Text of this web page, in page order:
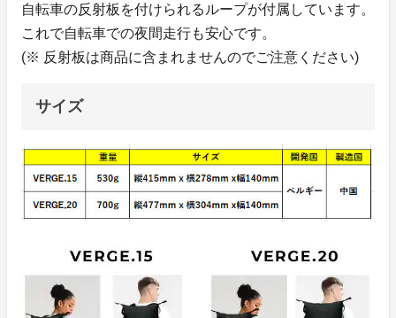
自転車の反射板を付けられるループが付属しています。
これで自転車での夜間走行も安心です。
(※ 反射板は商品に含まれませんのでご注意ください)
サイズ